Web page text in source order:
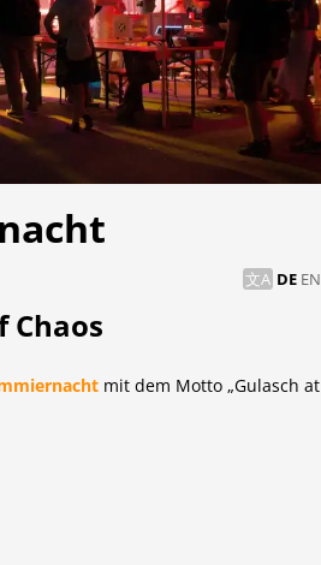
DE EN
Chaos
mit dem Motto „Gulasch at